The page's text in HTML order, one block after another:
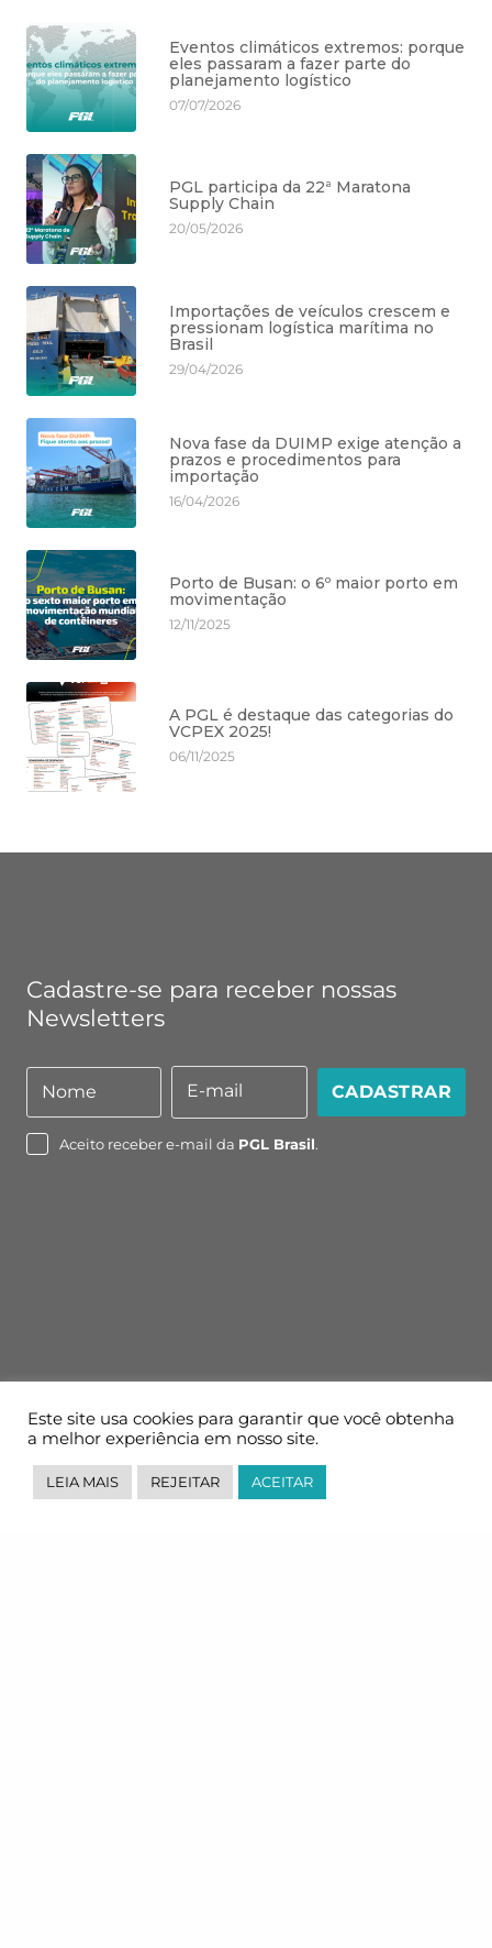
Eventos climáticos extremos: porque
eles passaram a fazer parte do
planejamento logístico
07/07/2026
PGL participa da 22ª Maratona
Supply Chain
20/05/2026
Importações de veículos crescem e
pressionam logística marítima no
Brasil
29/04/2026
Nova fase da DUIMP exige atenção a
prazos e procedimentos para
importação
16/04/2026
Porto de Busan: o 6º maior porto em
movimentação
12/11/2025
A PGL é destaque das categorias do
VCPEX 2025!
06/11/2025
Cadastre-se para receber nossas
Newsletters
Nome
Nome
mail
E-mail CADASTRAR
Aceito receber e-mail da PGL Brasil.
Este site usa cookies para garantir que você obtenha
a melhor experiência em nosso site.
LEIA MAIS REJEITAR ACEITAR